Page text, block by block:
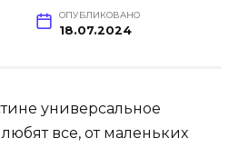
ОПУБЛИКОВАНО
18.07.2024
универсальное
все, от маленьких